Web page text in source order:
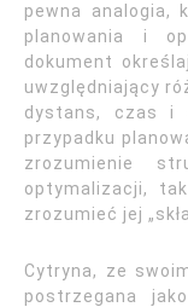
pewna analogia,
planowania i
dokument
uwzględniający
dystans, czas i
przypadku
zrozumienie
optymalizacji,
zrozumieć jej
Cytryna, ze
postrzegana